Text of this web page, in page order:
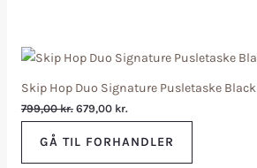
Skip Hop Duo Signature Pusletaske Black
799,00kr. 679,00 kr.
GÅ TIL FORHANDLER